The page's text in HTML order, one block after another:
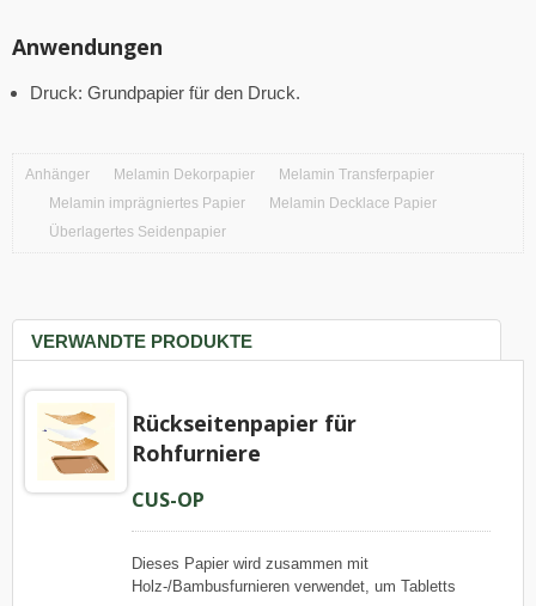
Anwendungen
Druck: Grundpapier für den Druck.
Anhänger Melamin Dekorpapier
Melamin Transferpapier
Melamin imprägniertes Papier
Melamin Decklace Papier
Überlagertes Seidenpapier
VERWANDTE PRODUKTE
Rückseitenpapier für
Rohfurniere
CUS-OP
Dieses Papier wird zusammen mit
Holz-/Bambusfurnieren verwendet, um Tabletts